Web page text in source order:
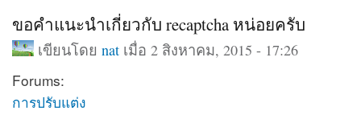
ขอคำแนะนำเกี่ยวกับ recaptcha หน่อยครับ
เขียนโดย natเมื่อ 2 สิงหาคม, 2015 - 17:26
Forums:
การปรับแต่ง